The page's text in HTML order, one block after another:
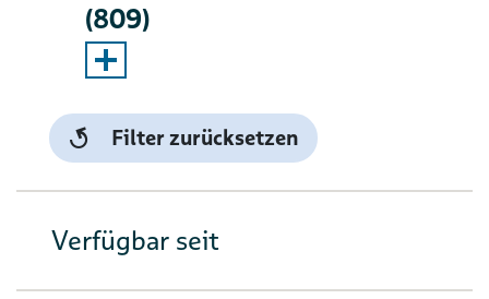
(809)
Auswahlliste ausklappen
Filter zurücksetzen
Verfügbar seit